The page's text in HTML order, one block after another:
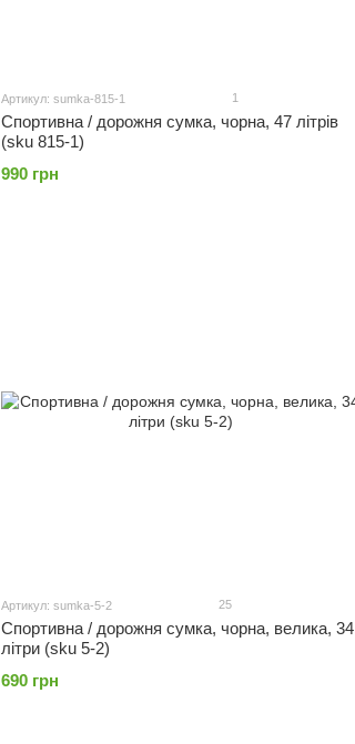
Артикул: sumka-815-1 1
Спортивна / дорожня сумка, чорна, 47 літрів
(sku 815-1)
990 грн
Артикул: sumka-5-2 25
Спортивна / дорожня сумка, чорна, велика, 34
літри (sku 5-2)
690 грн